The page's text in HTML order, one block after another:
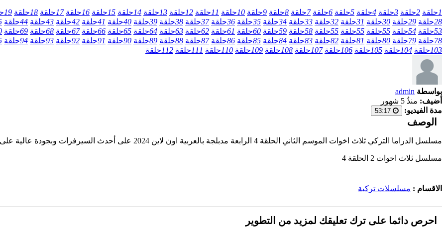
1حلقة 2حلقة 3حلقة 4حلقة 5حلقة 6حلقة 7حلقة 8حلقة 9حلقة 10حلقة 11حلقة 12حلقة 13حلقة 14حلقة 15حلقة 16حلقة 17حلقة 18حلقة 19
28حلقة 29حلقة 30حلقة 31حلقة 32حلقة 33حلقة 34حلقة 35حلقة 36حلقة 37حلقة 38حلقة 39حلقة 40حلقة 41حلقة 42حلقة 43حلقة 44حلقة
53حلقة 54حلقة 55حلقة 55حلقة 55حلقة 58حلقة 59حلقة 60حلقة 61حلقة 62حلقة 63حلقة 64حلقة 65حلقة 66حلقة 67حلقة 68حلقة 69حلقة
78حلقة 79حلقة 80حلقة 81حلقة 82حلقة 83حلقة 84حلقة 85حلقة 86حلقة 87حلقة 88حلقة 89حلقة 90حلقة 91حلقة 92حلقة 93حلقة 94حلقة
103حلقة 104حلقة 105حلقة 106حلقة 107حلقة 108حلقة 109حلقة 110حلقة 111حلقة 112حلقة
بواسطة admin
أضيف: منذُ 5 شهور
مدة الفيديو:
الوصف
مسلسل الدراما التركي ثلاث اخوات الموسم الثاني الحلقة 4 الرابعة مدبلجة بالعربية اون لاين 2024 على أحدث السيرفرات وبجودة عالية على موقع
مسلسل ثلاث اخوات 2 الحلقة 4
الاقسام : مسلسلات تركية
احرص دائما على ترك تعليقك لمزيد من التطوير